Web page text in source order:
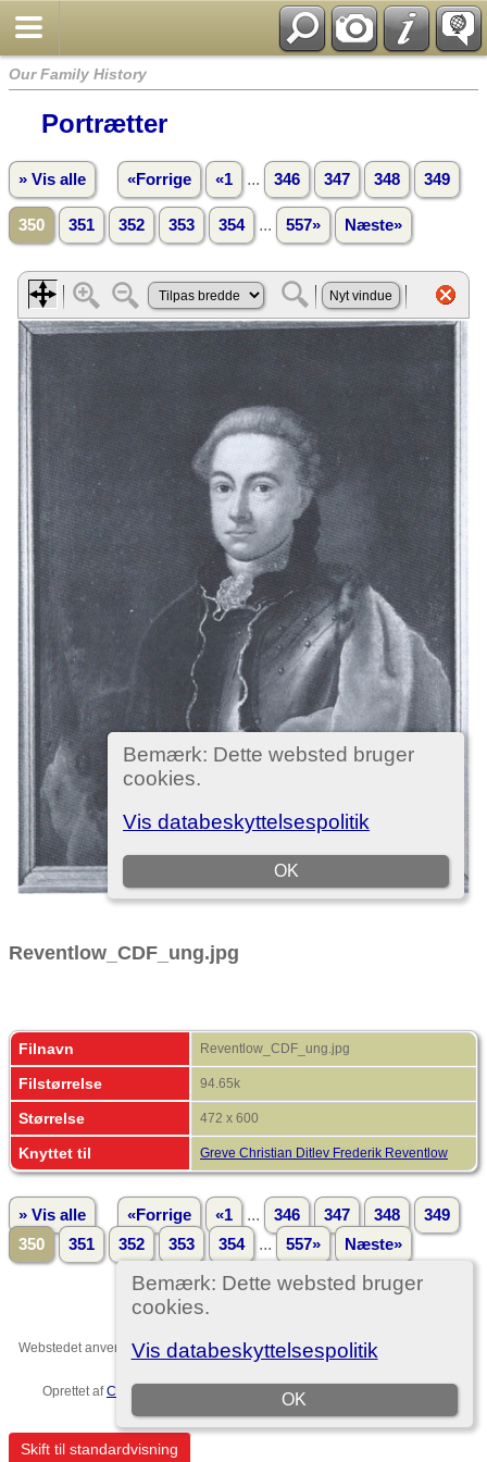
Our Family History
Bemærk: Dette websted bruger
cookies.
Vis databeskyttelsespolitik
OK
Portrætter
» Vis alle «Forrige «1 ... 346 347 348 349
350 351 352 353 354 ... 557» Næste»
Reventlow_CDF_ung.jpg
Filnavn Reventlow_CDF_ung.jpg
Filstørrelse 94.65k
Størrelse 472 x 600
Knyttet til Greve Christian Ditlev Frederik Reventlow
» Vis alle «Forrige «1 ... 346 347 348
349
350
351 352 353 354 ... 557» Næste»
Webstedet anvenderThe Next Generation of Genealogy Sitebuilding
forfattet af Darrin Lythgoe © 2001-2026.
Oprettet afChristian Ditlev Reventlow EU-persondataforordningen
Template no. 7
Skift til standardvisning